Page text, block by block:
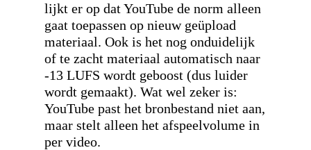
lijkt er op dat YouTube de norm alleen
gaat toepassen op nieuw geüpload
materiaal. Ook is het nog onduidelijk
of te zacht materiaal automatisch naar
-13 LUFS wordt geboost (dus luider
wordt gemaakt). Wat wel zeker is:
YouTube past het bronbestand niet aan,
maar stelt alleen het afspeelvolume in
per video.